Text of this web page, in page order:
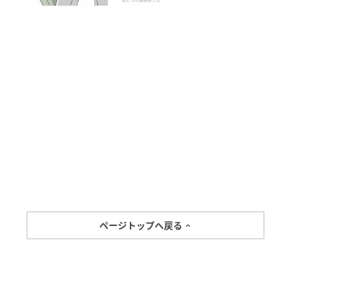
ページトップへ戻る